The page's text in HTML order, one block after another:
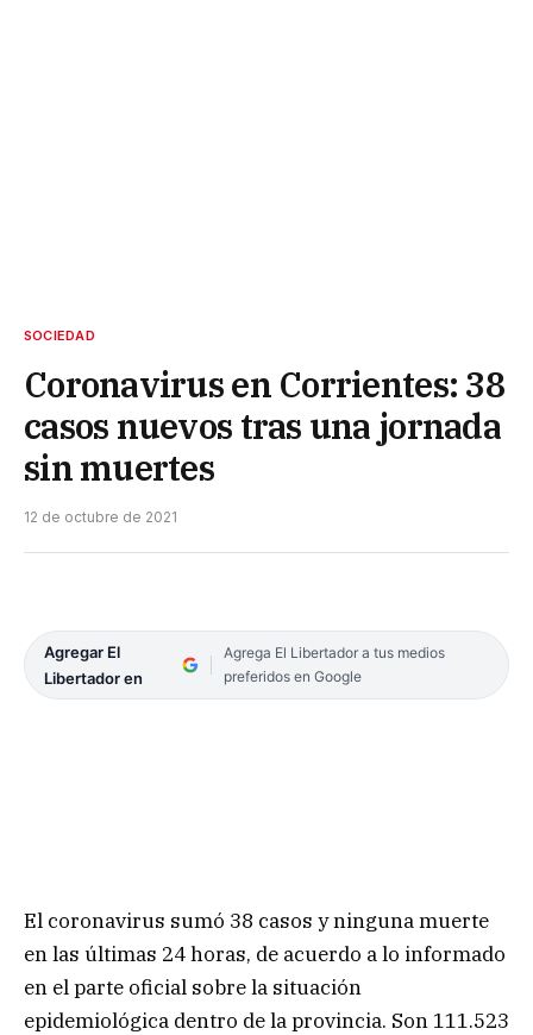
SOCIEDAD
Coronavirus en Corrientes: 38
casos nuevos tras una jornada
sin muertes
12 de octubre de 2021
Agregar El
Libertador en
Agrega El Libertador a tus medios
preferidos en Google
El coronavirus sumó 38 casos y ninguna muerte
en las últimas 24 horas, de acuerdo a lo informado
en el parte oficial sobre la situación
epidemiológica dentro de la provincia. Son 111.523